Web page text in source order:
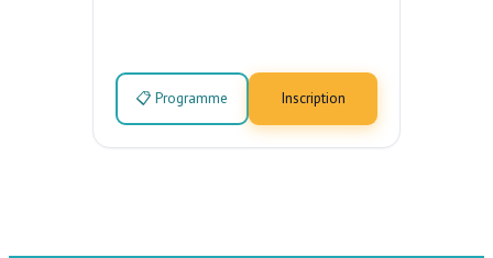
📋 Programme Inscription